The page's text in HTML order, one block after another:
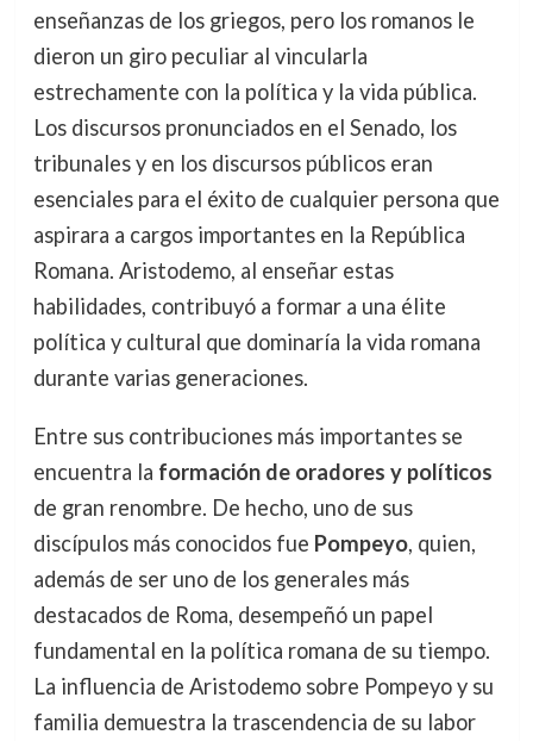
enseñanzas de los griegos, pero los romanos le
dieron un giro peculiar al vincularla
estrechamente con la política y la vida pública.
Los discursos pronunciados en el Senado, los
tribunales y en los discursos públicos eran
esenciales para el éxito de cualquier persona que
aspirara a cargos importantes en la República
Romana. Aristodemo, al enseñar estas
habilidades, contribuyó a formar a una élite
política y cultural que dominaría la vida romana
durante varias generaciones.
Entre sus contribuciones más importantes se
encuentra la formación de oradores y políticos
de gran renombre. De hecho, uno de sus
discípulos más conocidos fue Pompeyo, quien,
además de ser uno de los generales más
destacados de Roma, desempeñó un papel
fundamental en la política romana de su tiempo.
La influencia de Aristodemo sobre Pompeyo y su
familia demuestra la trascendencia de su labor